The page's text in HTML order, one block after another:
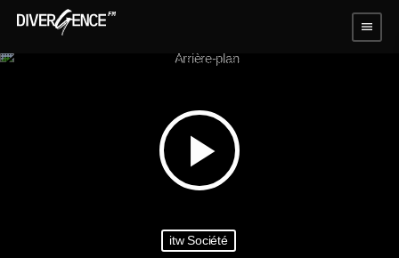
menu
play_arrow
itw Société